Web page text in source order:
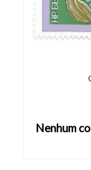
Nenhum